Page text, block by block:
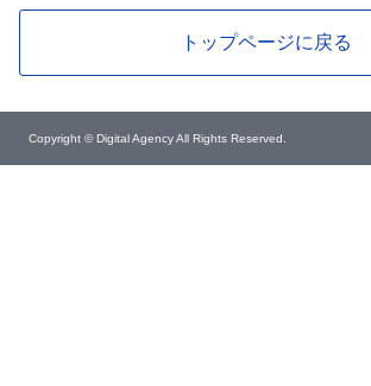
トップページに戻る
Copyright © Digital Agency All Rights Reserved.